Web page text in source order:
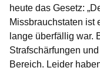
heute das Gesetz:
Missbrauchstaten ist
lange überfällig war.
Strafschärfungen
Bereich. Leider